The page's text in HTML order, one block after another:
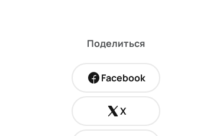
Поделиться
Facebook
X